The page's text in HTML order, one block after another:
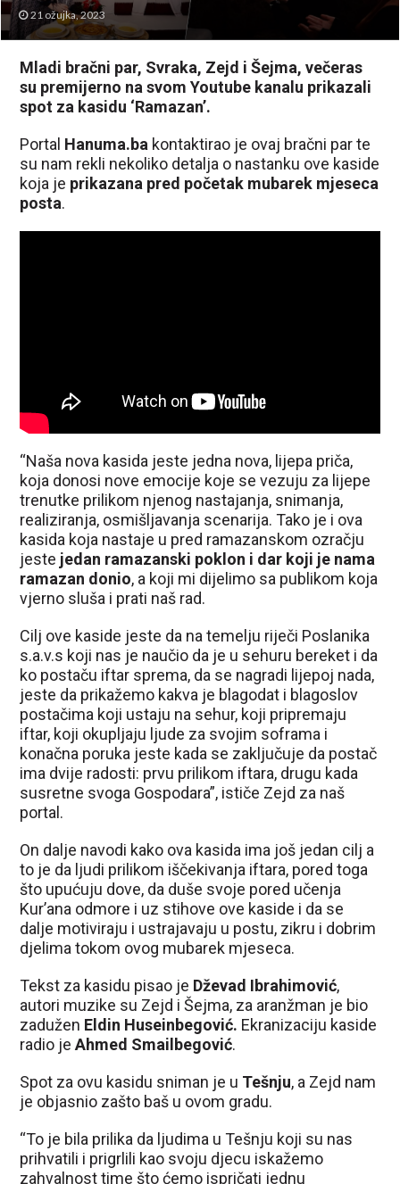
21 ožujka, 2023
Mladi bračni par, Svraka, Zejd i Šejma, večeras
su premijerno na svom Youtube kanalu prikazali
spot za kasidu ‘Ramazan’.
Portal Hanuma.ba kontaktirao je ovaj bračni par te
su nam rekli nekoliko detalja o nastanku ove kaside
koja je prikazana pred početak mubarek mjeseca
posta.
“Naša nova kasida jeste jedna nova, lijepa priča,
koja donosi nove emocije koje se vezuju za lijepe
trenutke prilikom njenog nastajanja, snimanja,
realiziranja, osmišljavanja scenarija. Tako je i ova
kasida koja nastaje u pred ramazanskom ozračju
jeste jedan ramazanski poklon i dar koji je nama
ramazan donio, a koji mi dijelimo sa publikom koja
vjerno sluša i prati naš rad.
Cilj ove kaside jeste da na temelju riječi Poslanika
s.a.v.s koji nas je naučio da je u sehuru bereket i da
ko postaču iftar sprema, da se nagradi lijepoj nada,
jeste da prikažemo kakva je blagodat i blagoslov
postačima koji ustaju na sehur, koji pripremaju
iftar, koji okupljaju ljude za svojim soframa i
konačna poruka jeste kada se zaključuje da postač
ima dvije radosti: prvu prilikom iftara, drugu kada
susretne svoga Gospodara”, ističe Zejd za naš
portal.
On dalje navodi kako ova kasida ima još jedan cilj a
to je da ljudi prilikom iščekivanja iftara, pored toga
što upućuju dove, da duše svoje pored učenja
Kur’ana odmore i uz stihove ove kaside i da se
dalje motiviraju i ustrajavaju u postu, zikru i dobrim
djelima tokom ovog mubarek mjeseca.
Tekst za kasidu pisao je Dževad Ibrahimović,
autori muzike su Zejd i Šejma, za aranžman je bio
zadužen Eldin Huseinbegović. Ekranizaciju kaside
radio jeAhmed Smailbegović.
Spot za ovu kasidu sniman je u Tešnju, a Zejd nam
je objasnio zašto baš u ovom gradu.
“To je bila prilika da ljudima u Tešnju koji su nas
prihvatili i prigrlili kao svoju djecu iskažemo
zahvalnost time što ćemo ispričati jednu